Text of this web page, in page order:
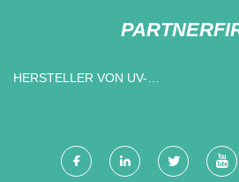
HERSTELLER VON UV-